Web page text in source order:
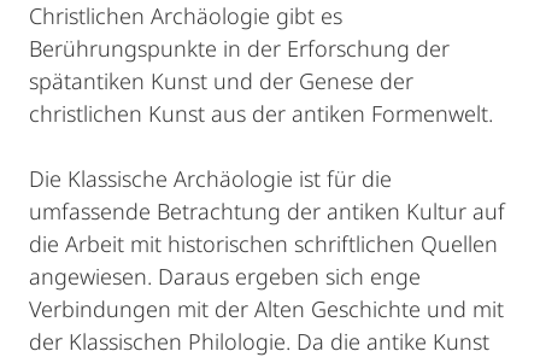
Christlichen Archäologie gibt es
Berührungspunkte in der Erforschung der
spätantiken Kunst und der Genese der
christlichen Kunst aus der antiken Formenwelt.
Die Klassische Archäologie ist für die
umfassende Betrachtung der antiken Kultur auf
die Arbeit mit historischen schriftlichen Quellen
angewiesen. Daraus ergeben sich enge
Verbindungen mit der Alten Geschichte und mit
der Klassischen Philologie. Da die antike Kunst